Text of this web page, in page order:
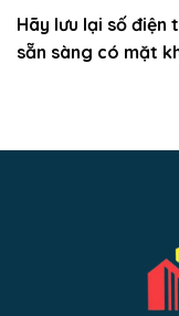
Hãy lưu lại số điện
sẵn sàng có mặt